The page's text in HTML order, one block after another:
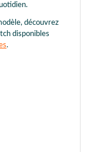
découvrez
disponibles
.